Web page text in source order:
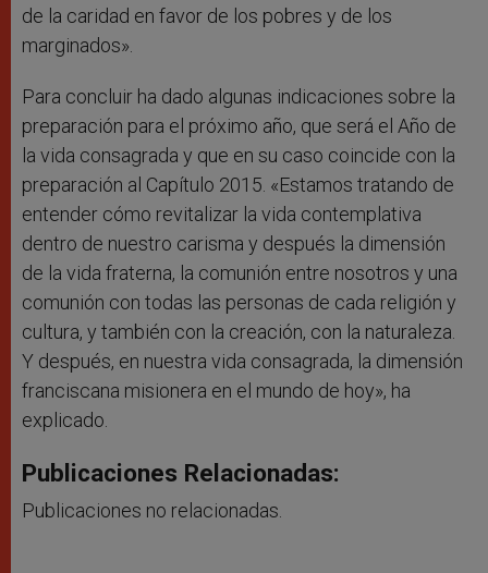
de la caridad en favor de los pobres y de los
marginados».
Para concluir ha dado algunas indicaciones sobre la
preparación para el próximo año, que será el Año de
la vida consagrada y que en su caso coincide con la
preparación al Capítulo 2015. «Estamos tratando de
entender cómo revitalizar la vida contemplativa
dentro de nuestro carisma y después la dimensión
de la vida fraterna, la comunión entre nosotros y una
comunión con todas las personas de cada religión y
cultura, y también con la creación, con la naturaleza.
Y después, en nuestra vida consagrada, la dimensión
franciscana misionera en el mundo de hoy», ha
explicado.
Publicaciones Relacionadas:
Publicaciones no relacionadas.